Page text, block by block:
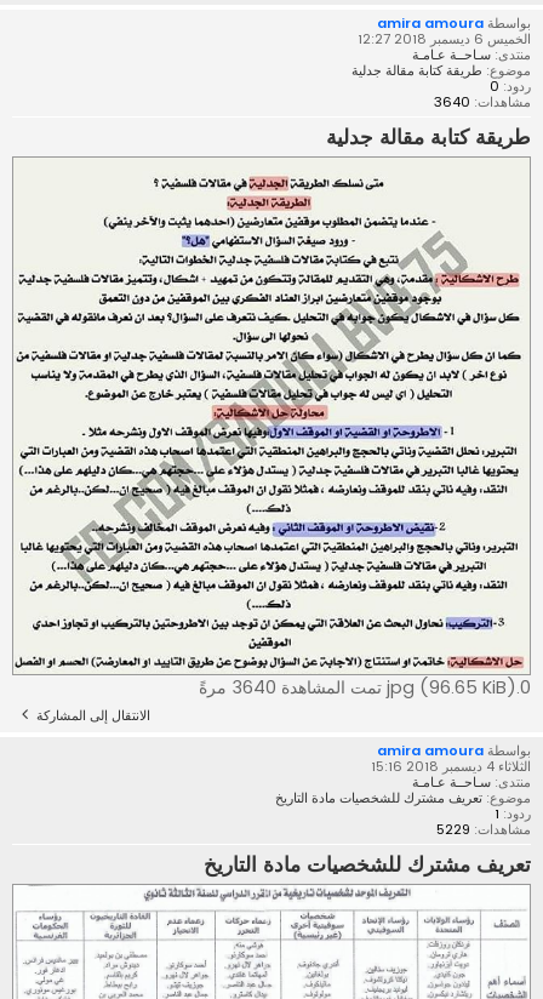
بواسطةamira amoura
الخميس 6 ديسمبر 2018 12:27
منتدى: سـاحــة عـامـة
موضوع: طريقة كتابة مقالة جدلية
ردود: 0
مشاهدات: 3640
طريقة كتابة مقالة جدلية
0.jpg (96.65 KiB) تمت المشاهدة 3640 مرةً
الانتقال إلى المشاركة
بواسطةamira amoura
الثلاثاء 4 ديسمبر 2018 15:16
منتدى: سـاحــة عـامـة
موضوع: تعريف مشترك للشخصيات مادة التاريخ
ردود:
مشاهدات: 5229
تعريف مشترك للشخصيات مادة التاريخ